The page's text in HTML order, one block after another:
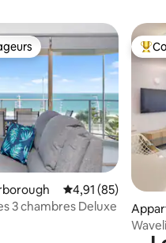
Évaluation
4,91 (85)
3 chambres Deluxe